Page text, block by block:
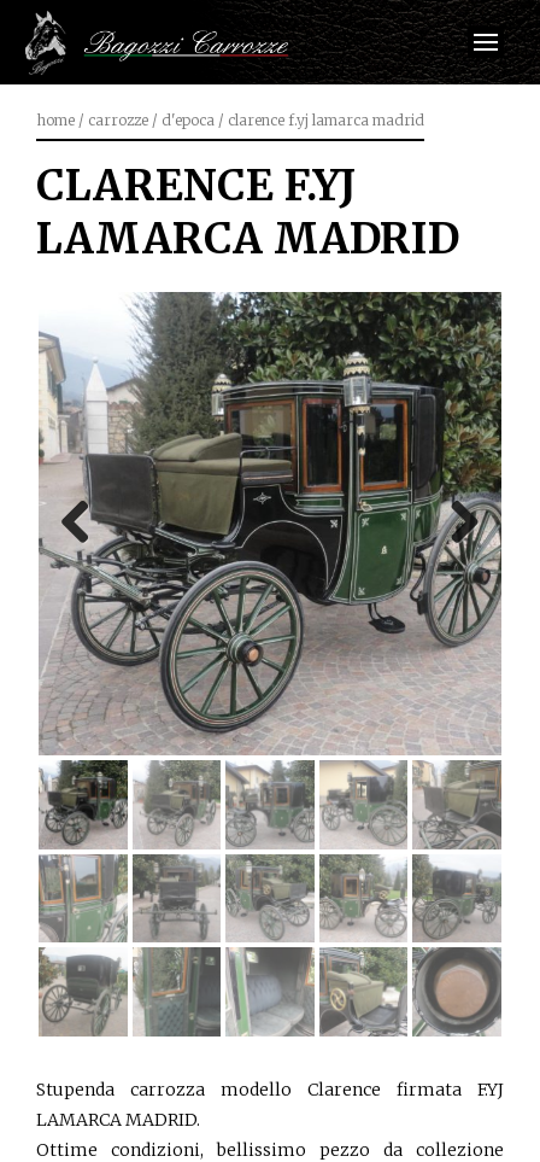
home / carrozze / d'epoca / clarence f.yj lamarca madrid
CLARENCE F.YJ
LAMARCA MADRID
Previous Next
Stupenda carrozza modello Clarence firmata F.YJ
LAMARCA MADRID.
Ottime condizioni, bellissimo pezzo da collezione